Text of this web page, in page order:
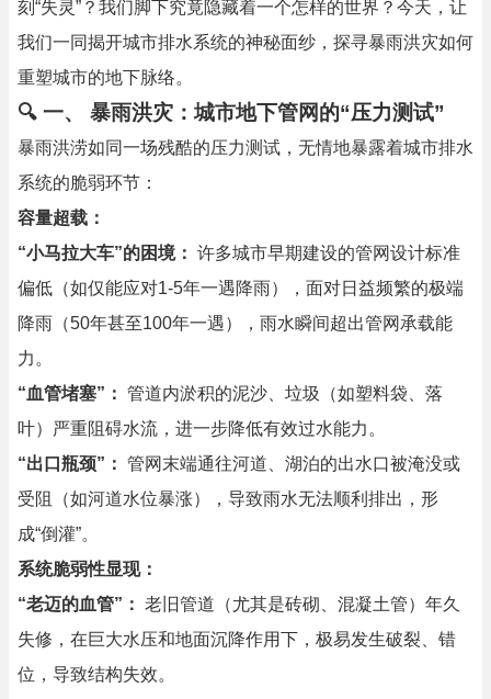
刻“失灵”？我们脚下究竟隐藏着一个怎样的世界？今天，让
我们一同揭开城市排水系统的神秘面纱，探寻暴雨洪灾如何
重塑城市的地下脉络。
🔍 一、 暴雨洪灾：城市地下管网的“压力测试”
暴雨洪涝如同一场残酷的压力测试，无情地暴露着城市排水
系统的脆弱环节：
容量超载：
“小马拉大车”的困境： 许多城市早期建设的管网设计标准
偏低（如仅能应对1-5年一遇降雨），面对日益频繁的极端
降雨（50年甚至100年一遇），雨水瞬间超出管网承载能
力。
“血管堵塞”： 管道内淤积的泥沙、垃圾（如塑料袋、落
叶）严重阻碍水流，进一步降低有效过水能力。
“出口瓶颈”： 管网末端通往河道、湖泊的出水口被淹没或
受阻（如河道水位暴涨），导致雨水无法顺利排出，形
成“倒灌”。
系统脆弱性显现：
“老迈的血管”： 老旧管道（尤其是砖砌、混凝土管）年久
失修，在巨大水压和地面沉降作用下，极易发生破裂、错
位，导致结构失效。